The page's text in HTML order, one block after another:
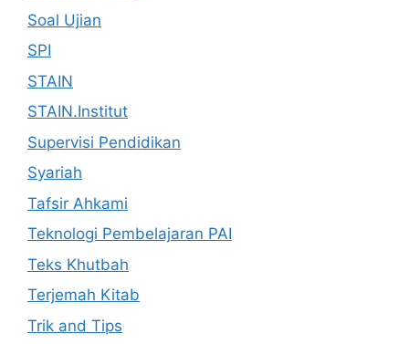
Soal Ujian
SPI
STAIN
STAIN.Institut
Supervisi Pendidikan
Syariah
Tafsir Ahkami
Teknologi Pembelajaran PAI
Teks Khutbah
Terjemah Kitab
Trik and Tips